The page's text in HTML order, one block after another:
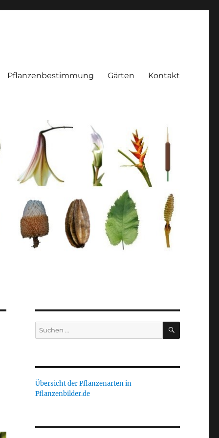
Pflanzenbestimmung Gärten Kontakt
Suche
nach:
SUCHEN
Übersicht der Pflanzenarten in
Pflanzenbilder.de